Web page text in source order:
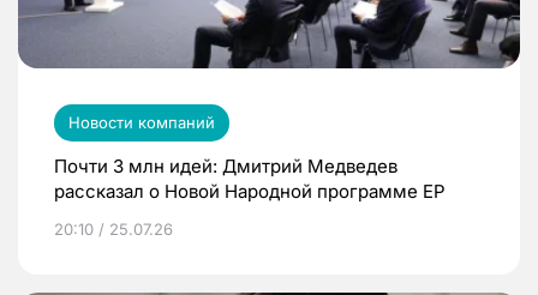
Новости компаний
Почти 3 млн идей: Дмитрий Медведев
рассказал о Новой Народной программе ЕР
20:10 / 25.07.26